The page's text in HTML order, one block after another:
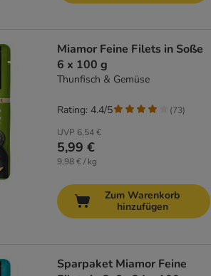
Miamor Feine Filets in Soße
6 x 100 g
Thunfisch & Gemüse
UVP 6,54 €
5,99 €
9,98 € / kg
Rating: 4.4/5 (73)
Zum Warenkorb
hinzufügen
Sparpaket Miamor Feine